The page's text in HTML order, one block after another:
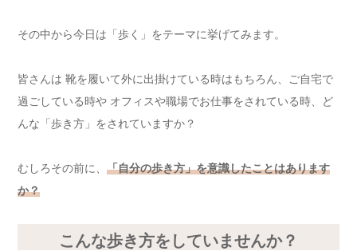
その中から今日は「歩く」をテーマに挙げてみます。
皆さんは 靴を履いて外に出掛けている時はもちろん、ご自宅で
過ごしている時や オフィスや職場でお仕事をされている時、ど
んな「歩き方」をされていますか？
むしろその前に、 「自分の歩き方」を意識したことはあります
か？
こんな歩き方をしていませんか？